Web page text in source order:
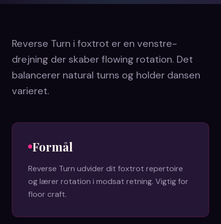
Reverse Turn i foxtrot er en venstre-
drejning der skaber flowing rotation. Det
balancerer natural turns og holder dansen
varieret.
Formål
Reverse Turn udvider dit foxtrot repertoire
og lærer rotation i modsat retning. Vigtig for
floor craft.